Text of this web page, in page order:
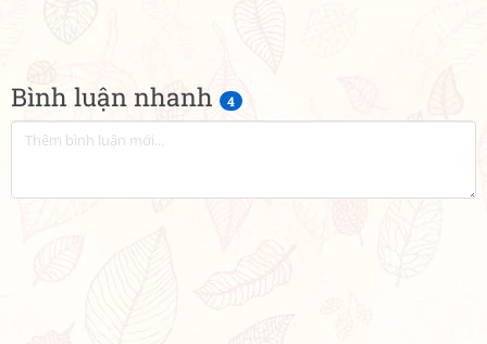
Bình luận nhanh 4